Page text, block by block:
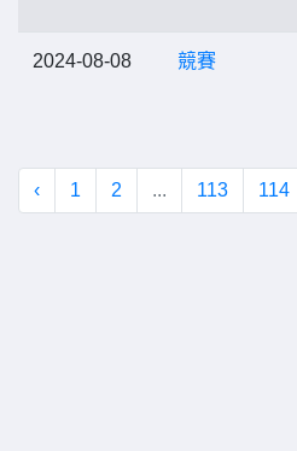
2024-08-08 競賽
‹ 1 2 ... 113 114